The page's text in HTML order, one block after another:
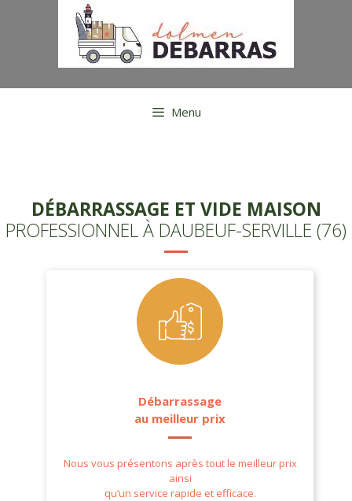
Menu
DÉBARRASSAGE ET VIDE MAISON
PROFESSIONNEL À DAUBEUF-SERVILLE (76)
Débarrassage
au meilleur prix
Nous vous présentons après tout le meilleur prix
ainsi
qu’un service rapide et efficace.